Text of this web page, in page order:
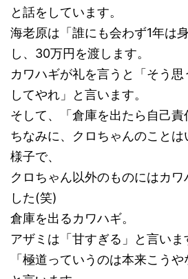
と話をしています。
海老原は「誰にも会わず1年は
し、30万円を渡します。
カワハギが礼を言うと「そう
してやれ」と言います。
そして、「倉庫を出たら自己責
ちなみに、クロちゃんのこと
様子で、
クロちゃん以外のものにはカワ
した(笑)
倉庫を出るカワハギ。
アザミは「甘すぎる」と言いま
「極道っていうのは本来こうや